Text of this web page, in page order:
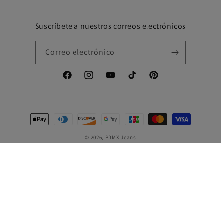
Suscríbete a nuestros correos electrónicos
Correo electrónico
FacebookInstagramYouTubeTikTok Pinterest
Formas
de
pago
© 2026, PDMX Jeans